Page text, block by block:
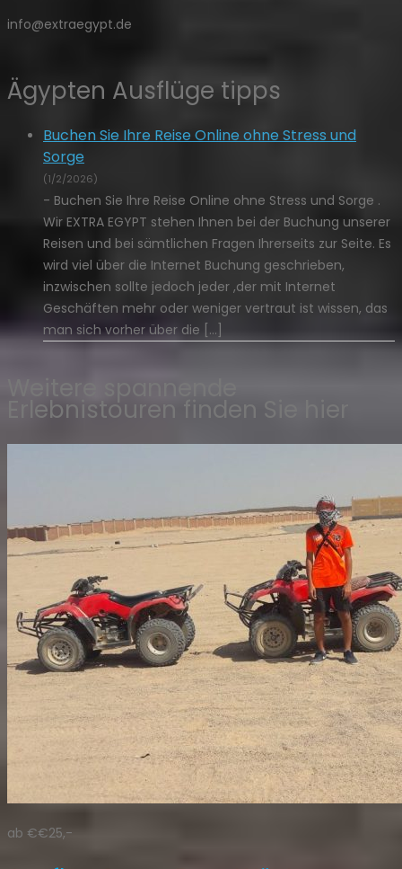
info@extraegypt.de
Ägypten Ausflüge tipps
Buchen Sie Ihre Reise Online ohne Stress und
Sorge
(1/2/2026)
- Buchen Sie Ihre Reise Online ohne Stress und Sorge .
Wir EXTRA EGYPT stehen Ihnen bei der Buchung unserer
Reisen und bei sämtlichen Fragen Ihrerseits zur Seite. Es
wird viel über die Internet Buchung geschrieben,
inzwischen sollte jedoch jeder ,der mit Internet
Geschäften mehr oder weniger vertraut ist wissen, das
man sich vorher über die […]
Weitere spannende
Erlebnistouren finden Sie hier
ab €€25,-